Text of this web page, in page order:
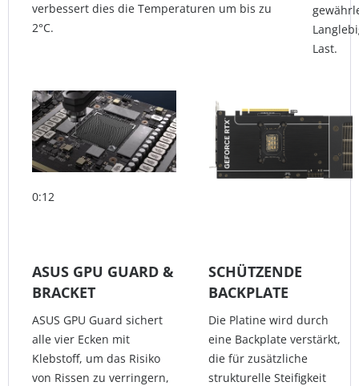
verbessert dies die Temperaturen um bis zu
2°C.
Last.
0:12
ASUS GPU GUARD &
BRACKET
ASUS GPU Guard sichert
alle vier Ecken mit
Klebstoff, um das Risiko
von Rissen zu verringern,
SCHÜTZENDE
BACKPLATE
Die Platine wird durch
eine Backplate verstärkt,
die für zusätzliche
strukturelle Steifigkeit